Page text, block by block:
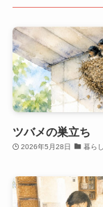
ツバメの巣立ち
2026年5月28日 暮らし